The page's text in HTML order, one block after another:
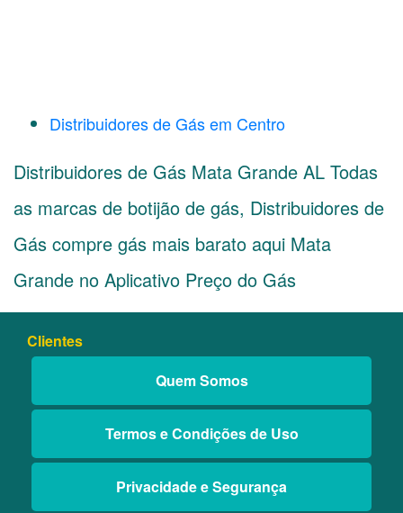
Distribuidores de Gás em Centro
Distribuidores de Gás Mata Grande AL Todas
as marcas de botijão de gás, Distribuidores de
Gás compre gás mais barato aqui Mata
Grande no Aplicativo Preço do Gás
Clientes
Quem Somos
Termos e Condições de Uso
Privacidade e Segurança